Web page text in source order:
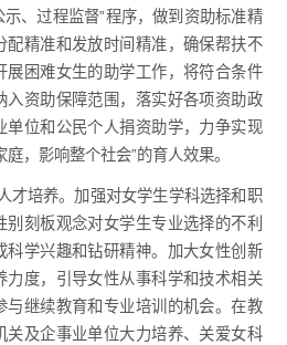
、过程监督”程序，做到资助标准精
配精准和发放时间精准，确保帮扶不
展困难女生的助学工作，将符合条件
入资助保障范围，落实好各项资助政
单位和公民个人捐资助学，力争实现
，影响整个社会”的育人效果。
培养。加强对女学生学科选择和职
刻板观念对女学生专业选择的不利
科学兴趣和钻研精神。加大女性创新
力度，引导女性从事科学和技术相关
与继续教育和专业培训的机会。在教
关及企事业单位大力培养、关爱女科